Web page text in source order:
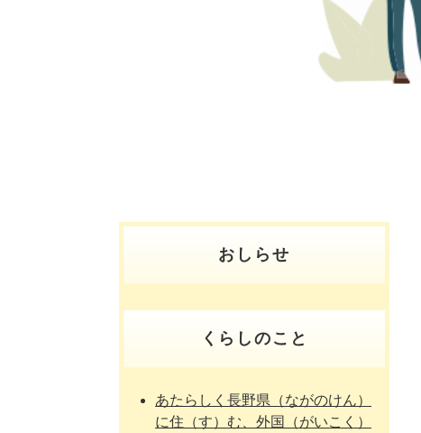
おしらせ
くらしのこと
あたらしく長野県（ながのけん）
に住（す）む、外国（がいこく）